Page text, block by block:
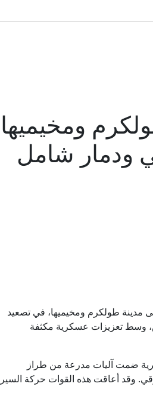
ومخيميها
على مدينة طولكرم ومخيميها، في تصعيد
والـ63 على مخيم نور شمس، وسط تعزيزات عسكرية مكثفة
ضمت آليات مدرعة من طراز
وقد أعاقت هذه القوات حركة السير